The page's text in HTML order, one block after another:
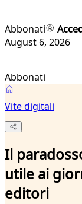
Abbonati
August 6, 2026
Abbonati
Vite digitali
Il
utile ai
editori